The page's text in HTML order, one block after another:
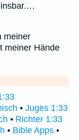
meiner
meiner Hände
• Juges 1:33
• Richter 1:33
• Bible Apps •